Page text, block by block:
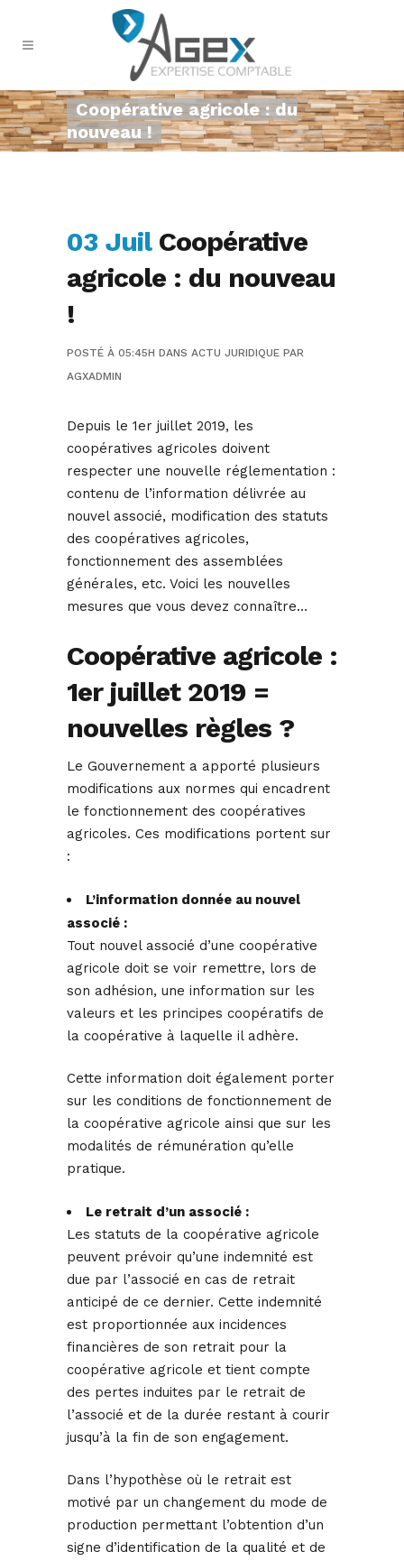
Coopérative agricole : du
nouveau !
03 JuilCoopérative
agricole : du nouveau
!
POSTÉ À 05:45H DANS ACTU JURIDIQUE PAR
AGXADMIN
Depuis le 1er juillet 2019, les
coopératives agricoles doivent
respecter une nouvelle réglementation :
contenu de l’information délivrée au
nouvel associé, modification des statuts
des coopératives agricoles,
fonctionnement des assemblées
générales, etc. Voici les nouvelles
mesures que vous devez connaître…
Coopérative agricole :
1er juillet 2019 =
nouvelles règles ?
Le Gouvernement a apporté plusieurs
modifications aux normes qui encadrent
le fonctionnement des coopératives
agricoles. Ces modifications portent sur
:
L’information donnée au nouvel
associé :
Tout nouvel associé d’une coopérative
agricole doit se voir remettre, lors de
son adhésion, une information sur les
valeurs et les principes coopératifs de
la coopérative à laquelle il adhère.
Cette information doit également porter
sur les conditions de fonctionnement de
la coopérative agricole ainsi que sur les
modalités de rémunération qu’elle
pratique.
Le retrait d’un associé :
Les statuts de la coopérative agricole
peuvent prévoir qu’une indemnité est
due par l’associé en cas de retrait
anticipé de ce dernier. Cette indemnité
est proportionnée aux incidences
financières de son retrait pour la
coopérative agricole et tient compte
des pertes induites par le retrait de
l’associé et de la durée restant à courir
jusqu’à la fin de son engagement.
Dans l’hypothèse où le retrait est
motivé par un changement du mode de
production permettant l’obtention d’un
signe d’identification de la qualité et de